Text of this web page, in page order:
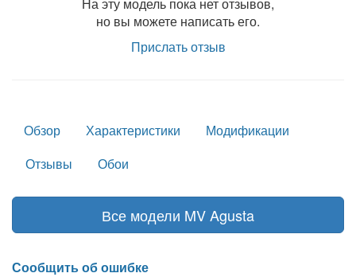
но вы можете написать его.
Прислать отзыв
Обзор Характеристики
Модификации
Отзывы
Обои
Все модели MV Agusta
Сообщить об ошибке